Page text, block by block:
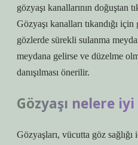
gözyaşı kanallarının doğuştan
Gözyaşı kanalları tıkandığı
gözlerde sürekli sulanma
meydana gelirse ve düzelme
danışılması önerilir.
Gözyaşı nelere
Gözyaşları, vücutta göz